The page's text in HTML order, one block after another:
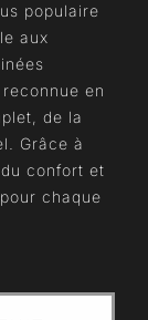
populaire
aux
en
de la
Grâce à
confort et
chaque